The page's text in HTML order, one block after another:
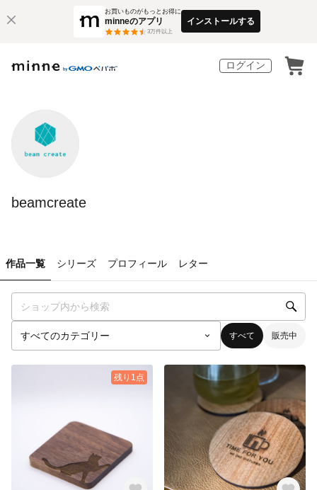
お買いものがもっとお得に
minneのアプリ
3万件以上
インストールする
ログイン
beamcreate
作品一覧 シリーズ プロフィール レター
すべて 販売中
残り1点